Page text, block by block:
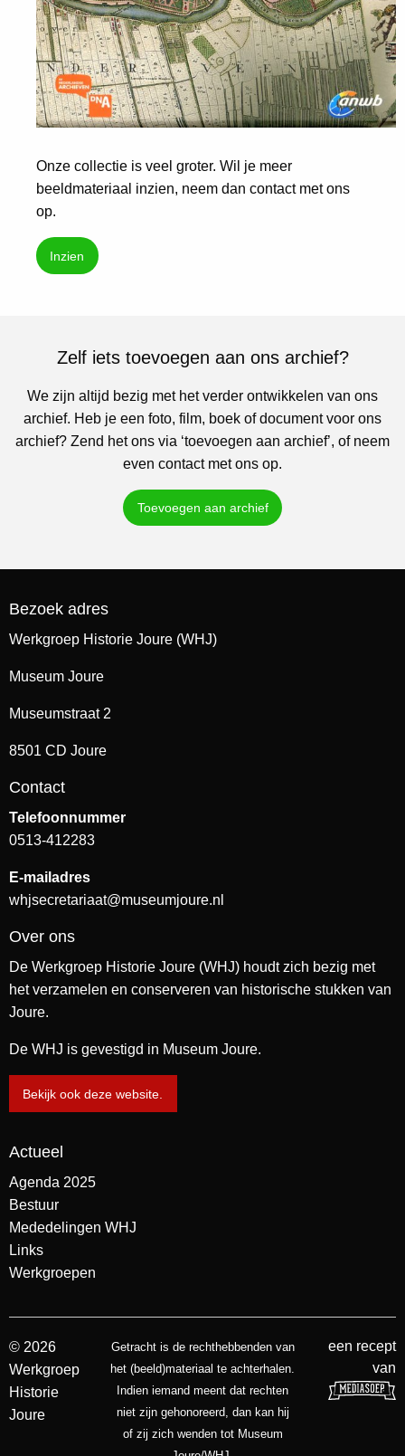
Onze collectie is veel groter. Wil je meer
beeldmateriaal inzien, neem dan contact met ons
op.
Inzien
Zelf iets toevoegen aan ons archief?
We zijn altijd bezig met het verder ontwikkelen van ons
archief. Heb je een foto, film, boek of document voor ons
archief? Zend het ons via ‘toevoegen aan archief’, of neem
even contact met ons op.
Toevoegen aan archief
Bezoek adres
Werkgroep Historie Joure (WHJ)
Museum Joure
Museumstraat 2
8501 CD Joure
Contact
Telefoonnummer
0513-412283
E-mailadres
whjsecretariaat@museumjoure.nl
Over ons
De Werkgroep Historie Joure (WHJ) houdt zich bezig met
het verzamelen en conserveren van historische stukken van
Joure.
De WHJ is gevestigd in Museum Joure.
Bekijk ook deze website.
Actueel
Agenda 2025
Bestuur
Mededelingen WHJ
Links
Werkgroepen
© 2026
Werkgroep
Historie
Joure
Getracht is de rechthebbenden van
het (beeld)materiaal te achterhalen.
Indien iemand meent dat rechten
niet zijn gehonoreerd, dan kan hij
of zij zich wenden tot Museum
een recept
van